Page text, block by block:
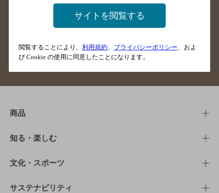
商品
商品TOP
商品一覧
商品発売情報
知る・楽しむ
知る・楽しむTOP
キャンペーン
文化・スポーツ
文化・スポーツTOP
サステナビリティ
サイトを閲覧する
閲覧することにより、 利用規約、 プライバシーポリシー、およ
び Cookie の使用に同意したことになります。